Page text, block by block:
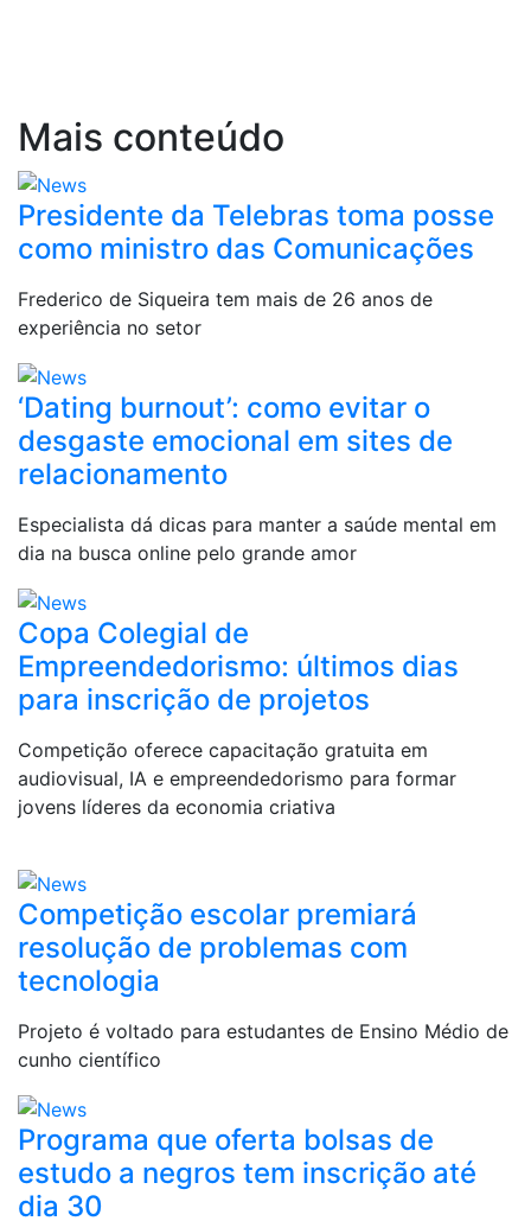
Mais conteúdo
Presidente da Telebras toma posse
como ministro das Comunicações
Frederico de Siqueira tem mais de 26 anos de
experiência no setor
‘Dating burnout’: como evitar o
desgaste emocional em sites de
relacionamento
Especialista dá dicas para manter a saúde mental em
dia na busca online pelo grande amor
Copa Colegial de
Empreendedorismo: últimos dias
para inscrição de projetos
Competição oferece capacitação gratuita em
audiovisual, IA e empreendedorismo para formar
jovens líderes da economia criativa
Competição escolar premiará
resolução de problemas com
tecnologia
Projeto é voltado para estudantes de Ensino Médio de
cunho científico
Programa que oferta bolsas de
estudo a negros tem inscrição até
dia 30